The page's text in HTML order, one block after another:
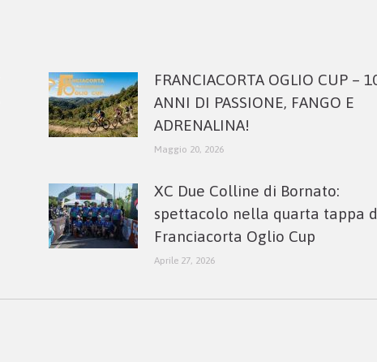
FRANCIACORTA OGLIO CUP –
ANNI DI PASSIONE, FANGO E
ADRENALINA!
Maggio 20, 2026
XC Due Colline di Bornato:
spettacolo nella quarta tappa
Franciacorta Oglio Cup
Aprile 27, 2026